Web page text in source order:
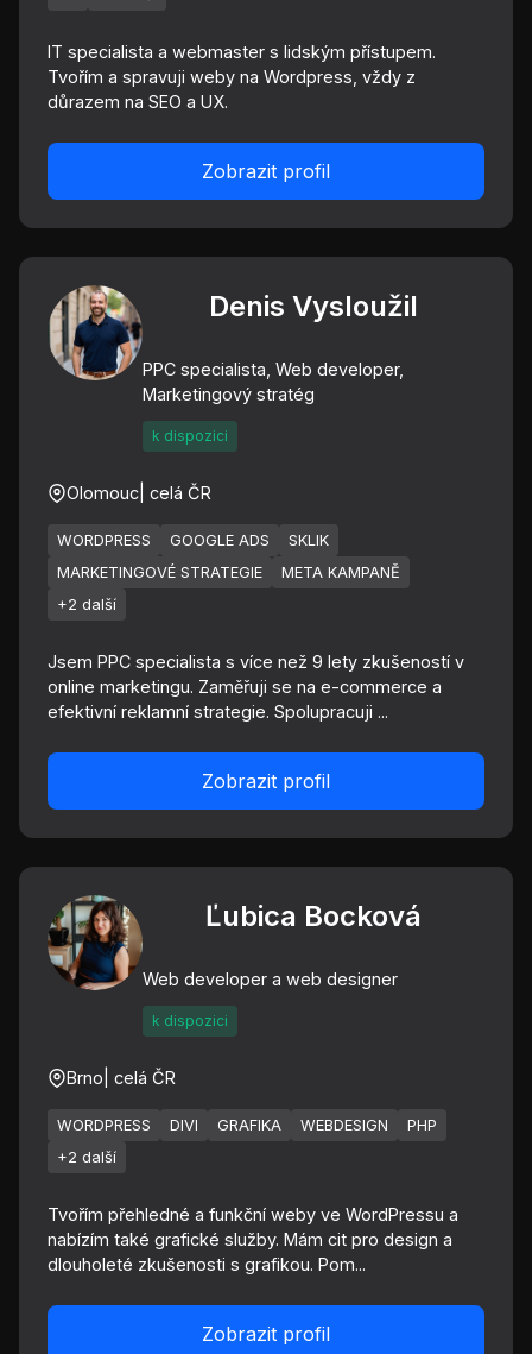
IT specialista a webmaster s lidským přístupem.
Tvořím a spravuji weby na Wordpress, vždy z
důrazem na SEO a UX.
Zobrazit profil
Denis Vysloužil
PPC specialista, Web developer,
Marketingový stratég
k dispozici
Olomouc | celá ČR
WORDPRESS GOOGLE ADS
SKLIK
MARKETINGOVÉ STRATEGIE
META KAMPANĚ
+2 další
Jsem PPC specialista s více než 9 lety zkušeností v
online marketingu. Zaměřuji se na e-commerce a
efektivní reklamní strategie. Spolupracuji ...
Zobrazit profil
Ľubica Bocková
Web developer a web designer
k dispozici
Brno | celá ČR
WORDPRESS DIVI GRAFIKA WEBDESIGN
PHP
+2 další
Tvořím přehledné a funkční weby ve WordPressu a
nabízím také grafické služby. Mám cit pro design a
dlouholeté zkušenosti s grafikou. Pom...
Zobrazit profil